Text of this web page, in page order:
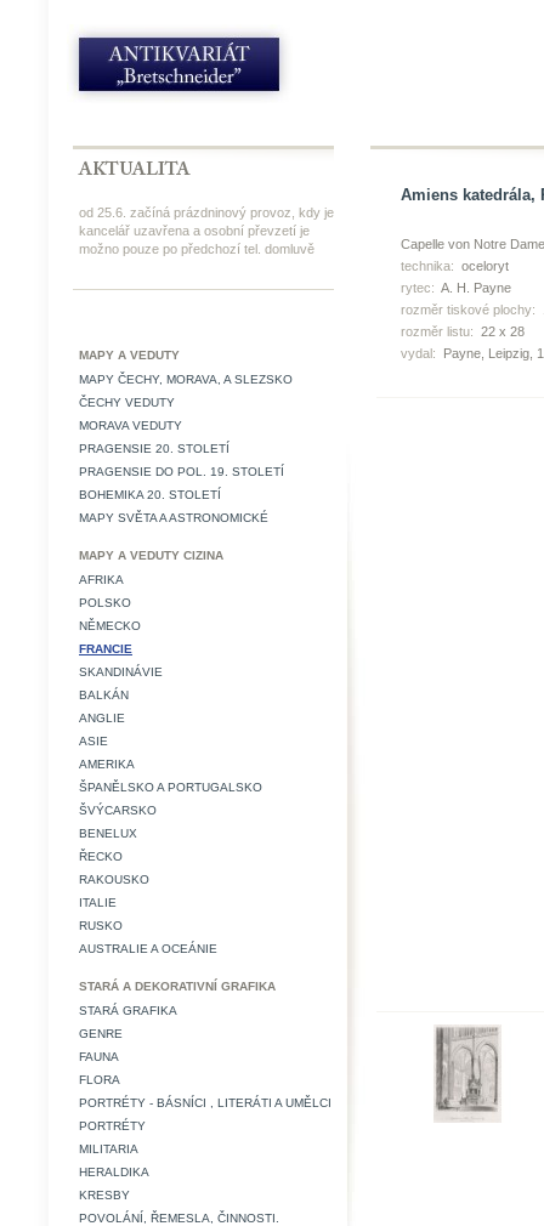
od 25.6. začíná prázdninový provoz, kdy je
kancelář uzavřena a osobní převzetí je
možno pouze po předchozí tel. domluvě
MAPY A VEDUTY
MAPY ČECHY, MORAVA, A SLEZSKO
ČECHY VEDUTY
MORAVA VEDUTY
PRAGENSIE 20. STOLETÍ
PRAGENSIE DO POL. 19. STOLETÍ
BOHEMIKA 20. STOLETÍ
MAPY SVĚTA A ASTRONOMICKÉ
MAPY A VEDUTY CIZINA
AFRIKA
POLSKO
NĚMECKO
FRANCIE
SKANDINÁVIE
BALKÁN
ANGLIE
ASIE
AMERIKA
ŠPANĚLSKO A PORTUGALSKO
ŠVÝCARSKO
BENELUX
ŘECKO
RAKOUSKO
ITALIE
RUSKO
AUSTRALIE A OCEÁNIE
STARÁ A DEKORATIVNÍ GRAFIKA
STARÁ GRAFIKA
GENRE
FAUNA
FLORA
PORTRÉTY - BÁSNÍCI , LITERÁTI A UMĚLCI
PORTRÉTY
MILITARIA
HERALDIKA
KRESBY
POVOLÁNÍ, ŘEMESLA, ČINNOSTI.
Amiens katedrála,
Capelle von Notre
technika: oceloryt
rytec: A. H. Payne
rozměr tiskové plochy:
rozměr listu: 22 x 28
vydal:
Payne, Leipzig,